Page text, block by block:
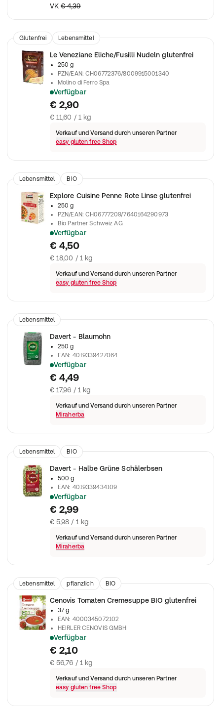
VK € 4,39
Glutenfrei Lebensmittel
Le Veneziane Eliche/Fusilli Nudeln glutenfrei
250 g
PZN/EAN:CH06772376/8009915001340
Molino di Ferro Spa
Verfügbar
€ 2,90
€ 11,60 / 1 kg
Verkauf und Versand durch unseren Partner
easy gluten free Shop
Lebensmittel BIO
Explore Cuisine Penne Rote Linse glutenfrei
250 g
PZN/EAN:CH06777209/7640164290973
Bio Partner Schweiz AG
Verfügbar
Bio-Penne aus Roten Linsen
€ 4,50
€ 18,00 / 1 kg
Verkauf und Versand durch unseren Partner
easy gluten free Shop
Lebensmittel
Davert - Blaumohn
250 g
EAN: 4019339427064
Verfügbar
Mohn eignet sich hervorragend als Backzutat zu
€ 4,49
€ 17,96 / 1 kg
Verkauf und Versand durch unseren Partner
Miraherba
Lebensmittel BIO
Davert - Halbe Grüne Schälerbsen
500 g
EAN: 4019339434109
Verfügbar
Halbe Schälerbsen brauchen nicht eingeweicht werden und
€ 2,99
€ 5,98 / 1 kg
Verkauf und Versand durch unseren Partner
Miraherba
Lebensmittel pflanzlich BIO
Cenovis Tomaten Cremesuppe BIO glutenfrei
37 g
EAN: 4000345072102
HEIRLER CENOVIS GMBH
Verfügbar
Cenovis Tomaten Cremesuppe BIO glutenfrei
€ 2,10
€ 56,76 / 1 kg
Verkauf und Versand durch unseren Partner
easy gluten free Shop